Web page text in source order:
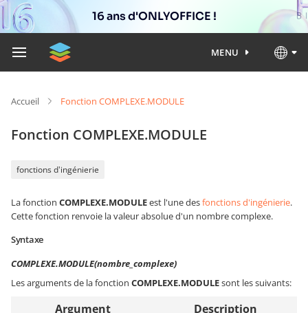
16 ans d'ONLYOFFICE !
MENU
Accueil Fonction COMPLEXE.MODULE
Fonction COMPLEXE.MODULE
fonctions d'ingénierie
La fonction COMPLEXE.MODULEest l'une desfonctions d'ingénierie.
Cette fonction renvoie la valeur absolue d'un nombre complexe.
Syntaxe
COMPLEXE.MODULE(nombre_complexe)
Les arguments de la fonction COMPLEXE.MODULEsont les suivants:
Argument Description